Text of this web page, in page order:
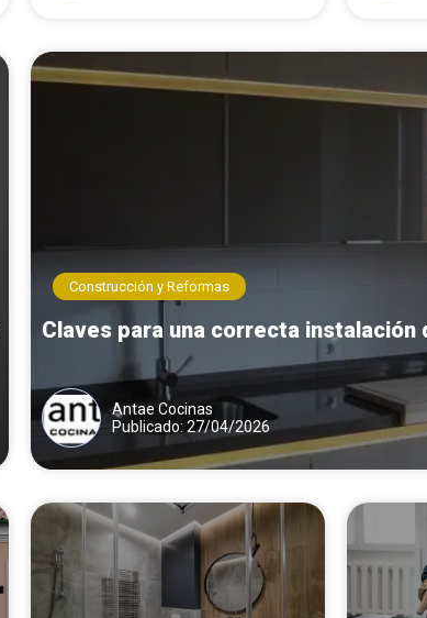
Construcción y Reformas
Claves para una correcta instalación
Antae Cocinas
Publicado: 27/04/2026